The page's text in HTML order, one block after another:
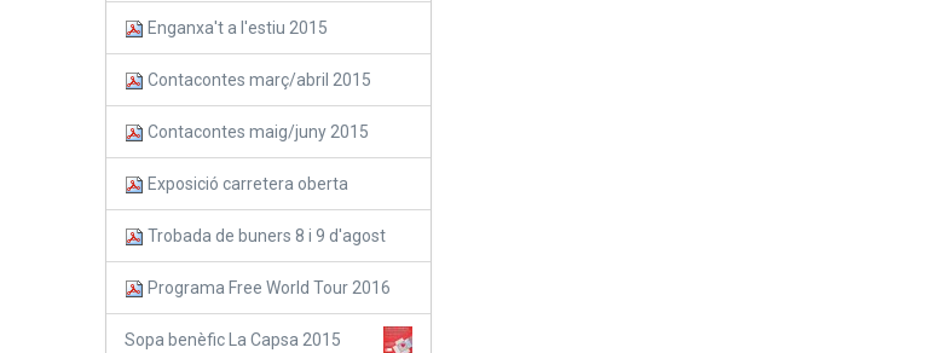
Enganxa't a l'estiu 2015
Contacontes març/abril 2015
Contacontes maig/juny 2015
Exposició carretera oberta
Trobada de buners 8 i 9 d'agost
Programa Free World Tour 2016
Sopa benèfic La Capsa 2015